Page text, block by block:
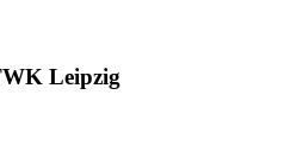
Leipzig